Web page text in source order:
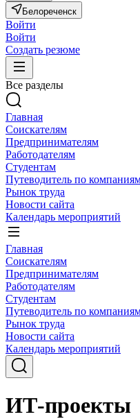
Белореченск
Войти
Войти
Создать резюме
Все разделы
Главная
Соискателям
Предпринимателям
Работодателям
Студентам
Путеводитель по
Рынок труда
Новости сайта
Календарь мероприятий
Главная
Соискателям
Предпринимателям
Работодателям
Студентам
Путеводитель по
Рынок труда
Новости сайта
Календарь мероприятий
ИТ-проекты